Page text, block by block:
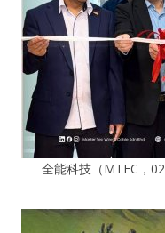
全能科技（MTEC，